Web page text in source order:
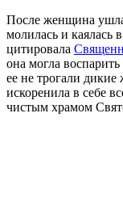
После женщина
молилась и каялась
цитировала
она могла
ее не трогали
искоренила в себе
чистым храмом